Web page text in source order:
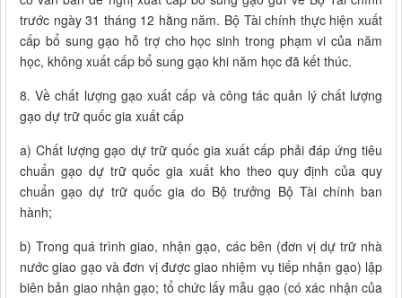
trước ngày 31 tháng 12 hằng năm. Bộ Tài chính thực hiện xuất
cấp bổ sung gạo hỗ trợ cho học sinh trong phạm vi của năm
học, không xuất cấp bổ sung gạo khi năm học đã kết thúc.
8. Về chất lượng gạo xuất cấp và công tác quản lý chất lượng
gạo dự trữ quốc gia xuất cấp
a) Chất lượng gạo dự trữ quốc gia xuất cấp phải đáp ứng tiêu
chuẩn gạo dự trữ quốc gia xuất kho theo quy định của quy
chuẩn gạo dự trữ quốc gia do Bộ trưởng Bộ Tài chính ban
hành;
b) Trong quá trình giao, nhận gạo, các bên (đơn vị dự trữ nhà
nước giao gạo và đơn vị được giao nhiệm vụ tiếp nhận gạo) lập
biên bản giao nhận gạo; tổ chức lấy mẫu gạo (có xác nhận của